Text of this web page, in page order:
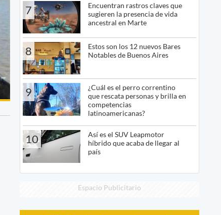
7
Encuentran rastros claves que
sugieren la presencia de vida
ancestral en Marte
8
Estos son los 12 nuevos Bares
Notables de Buenos Aires
9
¿Cuál es el perro correntino
que rescata personas y brilla en
competencias
latinoamericanas?
10
Así es el SUV Leapmotor
híbrido que acaba de llegar al
país
Espacio Publicitario